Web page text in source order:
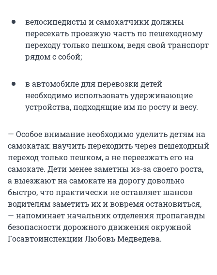
велосипедисты и самокатчики должны
пересекать проезжую часть по пешеходному
переходу только пешком, ведя свой транспорт
рядом с собой;
в автомобиле для перевозки детей
необходимо использовать удерживающие
устройства, подходящие им по росту и весу.
— Особое внимание необходимо уделить детям на
самокатах: научить переходить через пешеходный
переход только пешком, а не переезжать его на
самокате. Дети менее заметны из-за своего роста,
а выезжают на самокате на дорогу довольно
быстро, что практически не оставляет шансов
водителям заметить их и вовремя остановиться,
— напоминает начальник отделения пропаганды
безопасности дорожного движения окружной
Госавтоинспекции Любовь Медведева.